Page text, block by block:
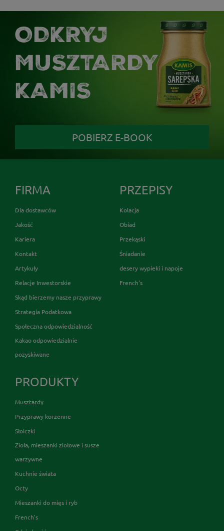
ODKRYJ
MUSZTARDY
KAMIS
POBIERZ E-BOOK
FIRMA
Dla dostawców
Jakość
Kariera
Kontakt
Artykuły
Relacje Inwestorskie
Skąd bierzemy nasze przyprawy
Strategia Podatkowa
Społeczna odpowiedzialność
Kakao odpowiedzialnie
pozyskiwane
PRZEPISY
Kolacja
Obiad
Przekąski
Śniadanie
desery wypieki i napoje
French's
PRODUKTY
Musztardy
Przyprawy korzenne
Słoiczki
Zioła, mieszanki ziołowe i susze
warzywne
Kuchnie świata
Octy
Mieszanki do mięs i ryb
French's